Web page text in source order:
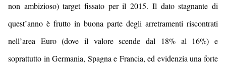
non ambizioso)target fissato per il 2015. Il datostagnante di
quest’anno è frutto in buona parte degli arretramenti riscontrati
nell’area Euro (dove il valore scende dal 18% al 16%) e
soprattutto in Germania, Spagna e Francia, ed evidenzia una forte